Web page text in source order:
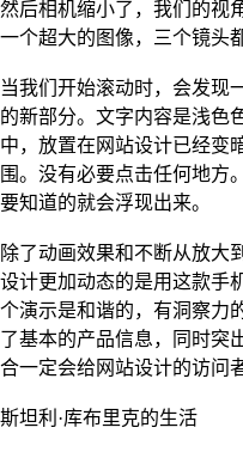
然后相机缩小了，我们的视
一个超大的图像，三个镜头
当我们开始滚动时，会发现
的新部分。文字内容是浅色
中，放置在网站设计已经变
围。没有必要点击任何地方
要知道的就会浮现出来。
除了动画效果和不断从放大
设计更加动态的是用这款手
个演示是和谐的，有洞察力
了基本的产品信息，同时突
合一定会给网站设计的访问
斯坦利·库布里克的生活